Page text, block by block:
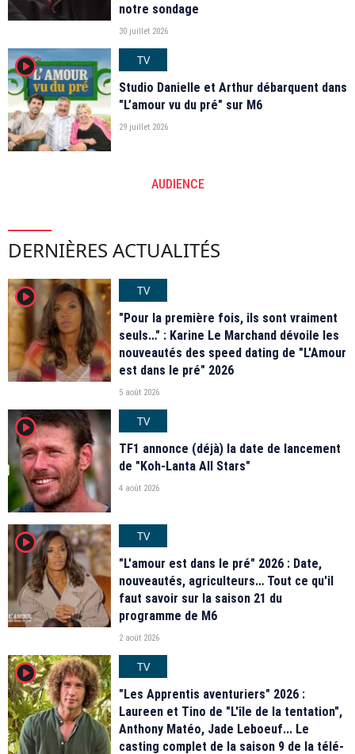
notre sondage
30 juillet 2026
player2
TV
Studio Danielle et Arthur débarquent dans
"L’amour vu du pré" sur M6
29 juillet 2026
AUDIENCE
DERNIÈRES ACTUALITÉS
player2
TV
"Pour la première fois, ils sont vraiment
seuls…" : Karine Le Marchand dévoile les
nouveautés des speed dating de "L'Amour
est dans le pré" 2026
5 août 2026
player2
TV
TF1 annonce (déjà) la date de lancement
de "Koh-Lanta All Stars"
4 août 2026
player2
TV
"L'amour est dans le pré" 2026 : Date,
nouveautés, agriculteurs… Tout ce qu'il
faut savoir sur la saison 21 du
programme de M6
2 août 2026
player2
TV
"Les Apprentis aventuriers" 2026 :
Laureen et Tino de "L'île de la tentation",
Anthony Matéo, Jade Leboeuf... Le
casting complet de la saison 9 de la télé-